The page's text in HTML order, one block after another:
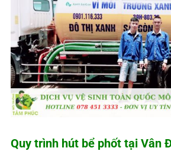
Quy trình hút bể phốt tại Vân